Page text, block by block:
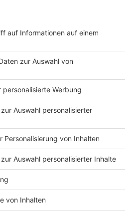
wie "
Echtzeit-Preisdaten.
Tankstellen.
bevorzugen:
Links zum Thema:
immer weiter steigen